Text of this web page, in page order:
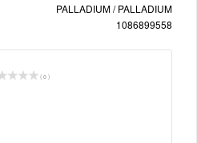
PALLADIUM / PALLADIUM
1086899558
( 0 )